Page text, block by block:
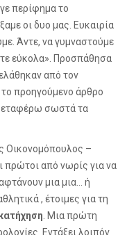
περίφημα το
οι δυo μας. Ευκαιρία
Άντε, να γυμναστούμε
εύκολα». Προσπάθησα
από τον
προηγούμενο άρθρο
σωστά τα
Οικονομόπουλος –
πρώτοι από νωρίς για να
μια μια… ή
, έτοιμες για τη
. Μια πρώτη
Εντάξει λοιπόν.